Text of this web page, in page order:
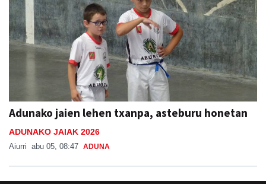
Adunako jaien lehen txanpa, asteburu honetan
ADUNAKO JAIAK 2026
Aiurri abu 05, 08:47 ADUNA